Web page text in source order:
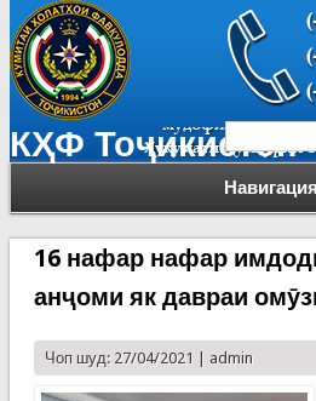
КҲФ Тоҷикистон
Навигация
16 нафар нафар
анҷоми як давраи
Чоп шуд: 27/04/2021 | admin